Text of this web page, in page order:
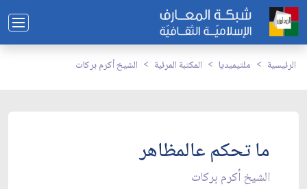
الرئيسية ملتيميديا المكتبة المرئية الشيخ أكرم بركات
ما تحكم عالمظاهر
الشيخ أكرم بركات